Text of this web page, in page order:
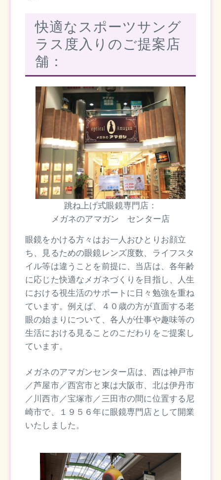
快適なスポーツサング
ラス度入りのご提案店
舗：
跳ね上げ式眼鏡専門店：
メガネのアマガン センター店
眼鏡をかける方々はお一人おひとりお顔立
ち、見るための眼鏡レンズ度数、ライフスタ
イル等は違うことを前提に、当店は、各年齢
に応じた快適なメガネづくりを目指し、人生
における視生活のサポートに日々勉強を重ね
ています。例えば、４０歳の方が直面する老
眼の始まりについて、各人が仕事や趣味等の
生活における見ることのこだわりをご提案し
ています。
メガネのアマガンセンター店は、西は神戸市
／芦屋市／西宮市と東は大阪市、北は伊丹市
／川西市／宝塚市／三田市の間に位置する尼
崎市で、１９５６年に眼鏡専門店として開業
いたしました。